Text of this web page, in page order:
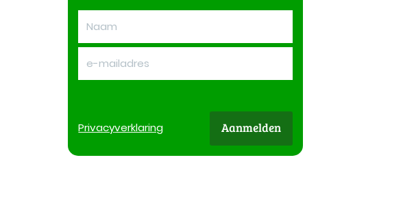
Privacyverklaring Aanmelden